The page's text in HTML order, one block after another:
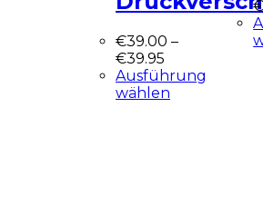
€39.00 –
€39.95
Ausführung
wählen